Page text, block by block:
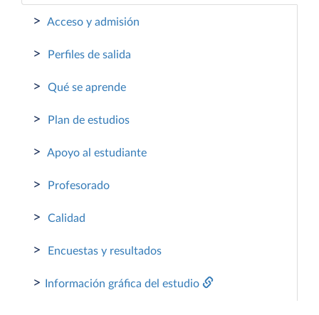
> Acceso y admisión
> Perfiles de salida
> Qué se aprende
> Plan de estudios
> Apoyo al estudiante
> Profesorado
> Calidad
> Encuestas y resultados
> Información gráfica del estudio